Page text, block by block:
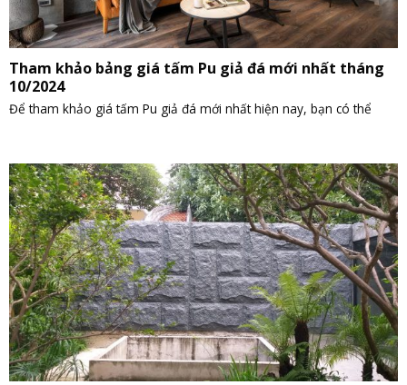
Tham khảo bảng giá tấm Pu giả đá mới nhất tháng
10/2024
Để tham khảo giá tấm Pu giả đá mới nhất hiện nay, bạn có thể